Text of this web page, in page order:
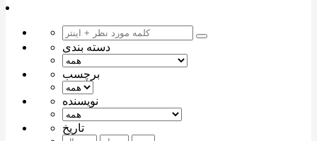
دسته بندی
برچسب
نویسنده
تاریخ